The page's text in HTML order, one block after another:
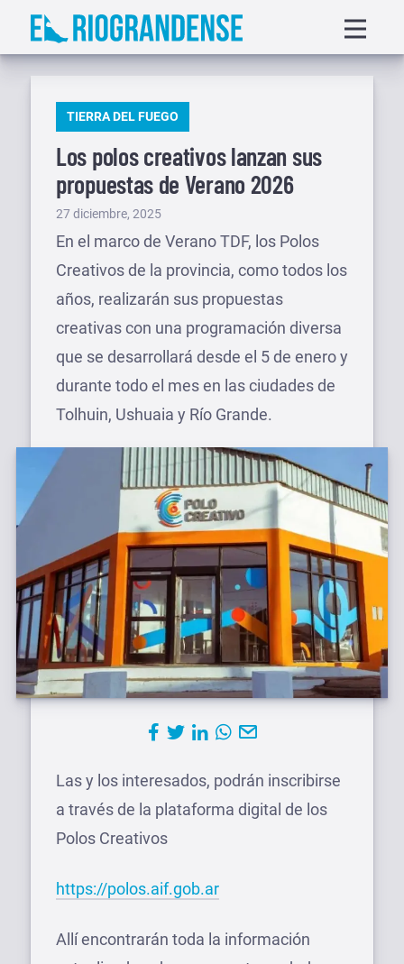
Saltar
menu
PUBLICADO
TIERRA DEL FUEGO
Los polos creativos lanzan sus
propuestas de Verano 2026
Publicado
el
27 diciembre, 2025
En el marco de Verano TDF, los Polos
Creativos de la provincia, como todos los
años, realizarán sus propuestas
creativas con una programación diversa
que se desarrollará desde el 5 de enero y
durante todo el mes en las ciudades de
Tolhuin, Ushuaia y Río Grande.
Las y los interesados, podrán inscribirse
a través de la plataforma digital de los
Polos Creativos
https://polos.aif.gob.ar
Allí encontrarán toda la información